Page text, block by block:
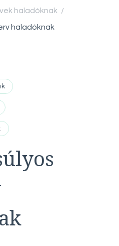
haladóknak /
haladóknak